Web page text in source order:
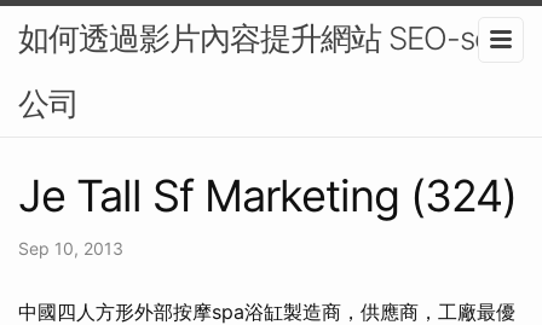
如何透過影片內容提升網站 SEO-seo
公司
Je Tall Sf Marketing (324)
Sep 10, 2013
中國四人方形外部按摩spa浴缸製造商，供應商，工廠最優